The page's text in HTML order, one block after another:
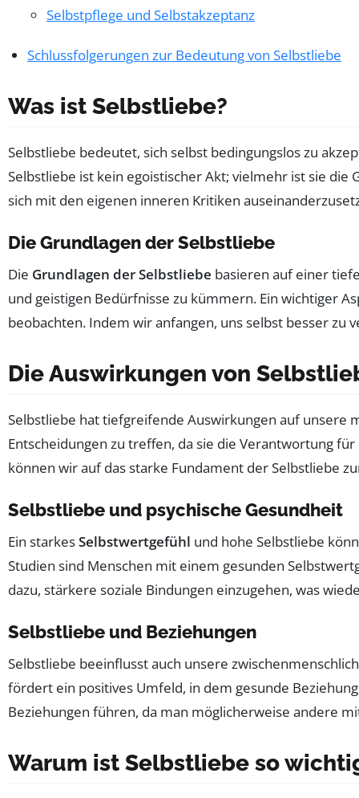
Selbstpflege und Selbstakzeptanz
Schlussfolgerungen zur Bedeutung von Selbstliebe
Was ist Selbstliebe?
Selbstliebe bedeutet, sich selbst bedingungslos zu
Selbstliebe ist kein egoistischer Akt; vielmehr ist sie die
sich mit den eigenen inneren Kritiken
Die Grundlagen der Selbstliebe
Die Grundlagen der Selbstliebe basieren auf einer
und geistigen Bedürfnisse zu kümmern. Ein wichtiger
beobachten. Indem wir anfangen, uns selbst besser zu
Die Auswirkungen von
Selbstliebe hat tiefgreifende Auswirkungen auf unsere
Entscheidungen zu treffen, da sie die Verantwortung
können wir auf das starke Fundament der Selbstliebe
Selbstliebe und psychische Gesundheit
Ein starkesSelbstwertgefühl und hohe Selbstliebe
Studien sind Menschen mit einem gesunden
dazu, stärkere soziale Bindungen einzugehen, was
Selbstliebe und Beziehungen
Selbstliebe beeinflusst auch unsere
fördert ein positives Umfeld, in dem gesunde
Beziehungen führen, da man möglicherweise andere
Warum ist Selbstliebe so